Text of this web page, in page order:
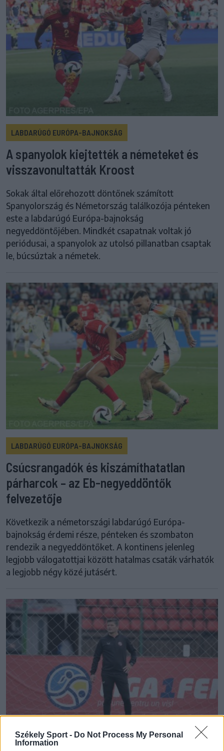
Székely Sport - Do Not Process My Personal
Information
LABDARÚGÓ EURÓPA-BAJNOKSÁG
A spanyolok kiejtették a németeket és
visszavonultatták Kroost
Sokak által előrehozott döntőnek számított
Spanyolország és Németország találkozója pénteken
este a labdarúgó Európa-bajnokság
negyeddöntőjében. Mindkét csapatnak voltak jó
periódusai, a spanyolok az utolsó pillanatban csaptak
le, búcsúztak a németek.
LABDARÚGÓ EURÓPA-BAJNOKSÁG
Csúcsrangadók és kiszámíthatatlan
párharcok – az Eb-negyeddöntők
felvezetője
Következik a németországi labdarúgó Európa-
bajnokság érdemi része, pénteken és szombaton
rendezik a negyeddöntőket. A kontinens jelenleg
legjobb válogatottjai között hatalmas csaták várhatók
a legjobb négy közé jutásért.